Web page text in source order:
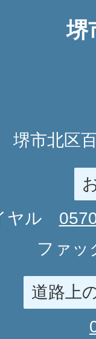
堺
堺市北区
ヤル
ファッ
道路上